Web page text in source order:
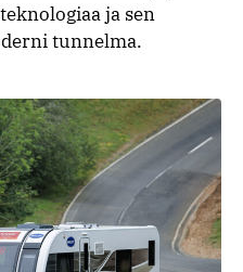
ja sen
tunnelma.